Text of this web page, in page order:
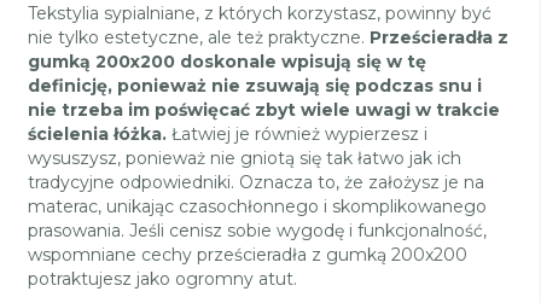
Tekstylia sypialniane, z których korzystasz, powinny być
nie tylko estetyczne, ale też praktyczne. Prześcieradła z
gumką 200x200 doskonale wpisują się w tę
definicję, ponieważ nie zsuwają się podczas snu i
nie trzeba im poświęcać zbyt wiele uwagi w trakcie
ścielenia łóżka. Łatwiej je również wypierzesz i
wysuszysz, ponieważ nie gniotą się tak łatwo jak ich
tradycyjne odpowiedniki. Oznacza to, że założysz je na
materac, unikając czasochłonnego i skomplikowanego
prasowania. Jeśli cenisz sobie wygodę i funkcjonalność,
wspomniane cechy prześcieradła z gumką 200x200
potraktujesz jako ogromny atut.